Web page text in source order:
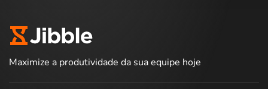
Maximize a produtividade da sua equipe hoje